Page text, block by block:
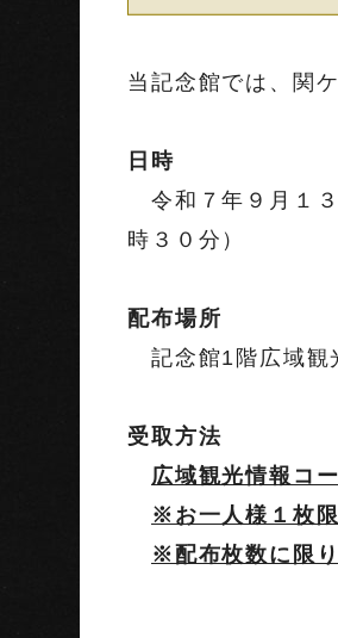
当記念館では、関
日時
令和７年９月１
時３０分）
配布場所
記念館1階広域観
受取方法
広域観光情報コ
※お一人様１枚
※配布枚数に限